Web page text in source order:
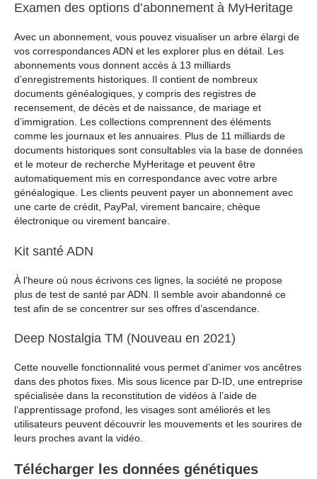
Examen des options d’abonnement à MyHeritage
Avec un abonnement, vous pouvez visualiser un arbre élargi de
vos correspondances ADN et les explorer plus en détail. Les
abonnements vous donnent accès à 13 milliards
d’enregistrements historiques. Il contient de nombreux
documents généalogiques, y compris des registres de
recensement, de décès et de naissance, de mariage et
d’immigration. Les collections comprennent des éléments
comme les journaux et les annuaires. Plus de 11 milliards de
documents historiques sont consultables via la base de données
et le moteur de recherche MyHeritage et peuvent être
automatiquement mis en correspondance avec votre arbre
généalogique. Les clients peuvent payer un abonnement avec
une carte de crédit, PayPal, virement bancaire, chèque
électronique ou virement bancaire.
Kit santé ADN
À l’heure où nous écrivons ces lignes, la société ne propose
plus de test de santé par ADN. Il semble avoir abandonné ce
test afin de se concentrer sur ses offres d’ascendance.
Deep Nostalgia TM (Nouveau en 2021)
Cette nouvelle fonctionnalité vous permet d’animer vos ancêtres
dans des photos fixes. Mis sous licence par D-ID, une entreprise
spécialisée dans la reconstitution de vidéos à l’aide de
l’apprentissage profond, les visages sont améliorés et les
utilisateurs peuvent découvrir les mouvements et les sourires de
leurs proches avant la vidéo.
Télécharger les données génétiques